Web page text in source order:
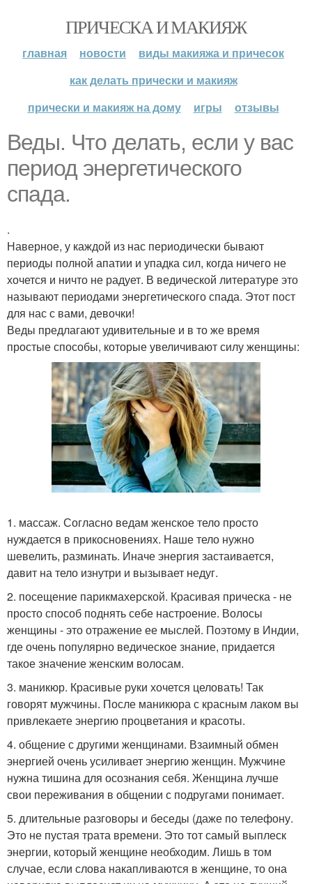
ПРИЧЕСКА И МАКИЯЖ
главная новости
виды макияжа и причесок
как делать прически и макияж
прически и макияж на дому
игры отзывы
Веды. Что делать, если у вас
период энергетического
спада.
.
Наверное, у каждой из нас периодически бывают
периоды полной апатии и упадка сил, когда ничего не
хочется и ничто не радует. В ведической литературе это
называют периодами энергетического спада. Этот пост
для нас с вами, девочки!
Веды предлагают удивительные и в то же время
простые способы, которые увеличивают силу женщины:
1. массаж. Согласно ведам женское тело просто
нуждается в прикосновениях. Наше тело нужно
шевелить, разминать. Иначе энергия застаивается,
давит на тело изнутри и вызывает недуг.
2. посещение парикмахерской. Красивая прическа - не
просто способ поднять себе настроение. Волосы
женщины - это отражение ее мыслей. Поэтому в Индии,
где очень популярно ведическое знание, придается
такое значение женским волосам.
3. маникюр. Красивые руки хочется целовать! Так
говорят мужчины. После маникюра с красным лаком вы
привлекаете энергию процветания и красоты.
4. общение с другими женщинами. Взаимный обмен
энергией очень усиливает энергию женщин. Мужчине
нужна тишина для осознания себя. Женщина лучше
свои переживания в общении с подругами понимает.
5. длительные разговоры и беседы (даже по телефону.
Это не пустая трата времени. Это тот самый выплеск
энергии, который женщине необходим. Лишь в том
случае, если слова накапливаются в женщине, то она